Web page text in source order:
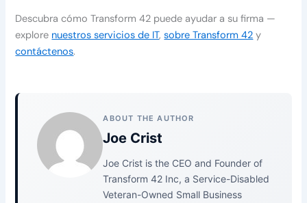
Descubra cómo Transform 42 puede ayudar a su firma —
explore nuestros servicios de IT,sobre Transform 42 y
contáctenos.
ABOUT THE AUTHOR
Joe Crist
Joe Crist is the CEO and Founder of
Transform 42 Inc, a Service-Disabled
Veteran-Owned Small Business